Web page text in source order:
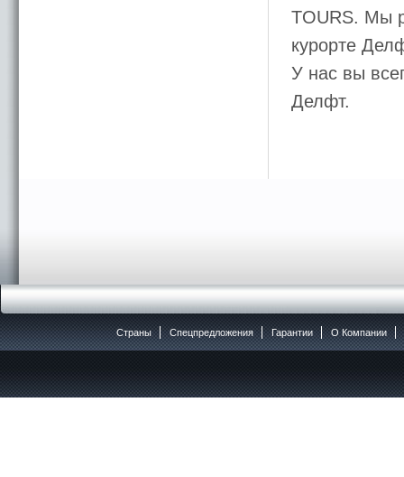
TOURS. Мы
курорте
У нас вы
Делфт.
Страны Спецпредложения Гарантии O Компании